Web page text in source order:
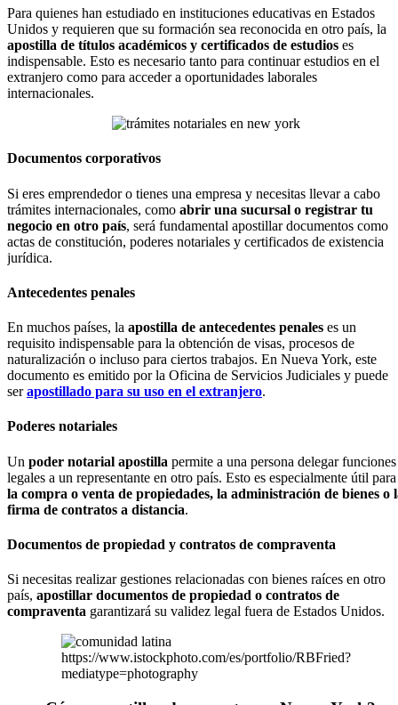
Para quienes han estudiado en instituciones educativas en Estados
Unidos y requieren que su formación sea reconocida en otro país, la
apostilla de títulos académicos y certificados de estudios es
indispensable. Esto es necesario tanto para continuar estudios en el
extranjero como para acceder a oportunidades laborales
internacionales.
Documentos corporativos
Si eres emprendedor o tienes una empresa y necesitas llevar a cabo
trámites internacionales, como abrir una sucursal o registrar tu
negocio en otro país, será fundamental apostillar documentos como
actas de constitución, poderes notariales y certificados de existencia
jurídica.
Antecedentes penales
En muchos países, la apostilla de antecedentes penales es un
requisito indispensable para la obtención de visas, procesos de
naturalización o incluso para ciertos trabajos. En Nueva York, este
documento es emitido por la Oficina de Servicios Judiciales y puede
serapostillado para su uso en el extranjero.
Poderes notariales
Un poder notarial apostilla permite a una persona delegar funciones
legales a un representante en otro país. Esto es especialmente útil para
la compra o venta de propiedades, la administración de bienes o
firma de contratos a distancia.
Documentos de propiedad y contratos de compraventa
Si necesitas realizar gestiones relacionadas con bienes raíces en otro
país, apostillar documentos de propiedad o contratos de
compraventa garantizará su validez legal fuera de Estados Unidos.
https://www.istockphoto.com/es/portfolio/RBFried?
mediatype=photography